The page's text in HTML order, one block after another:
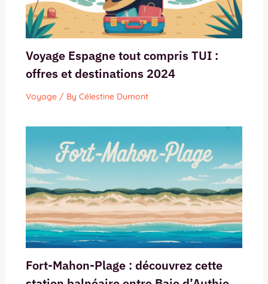
Voyage Espagne tout compris TUI :
offres et destinations 2024
Voyage/ By Célestine Dumont
Fort-Mahon-Plage : découvrez cette